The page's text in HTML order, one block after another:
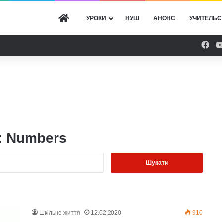
ГОЛОВНА
УРОКИ НУШ АНОНС
Numbers
Шкільне життя 12.02.2020 910